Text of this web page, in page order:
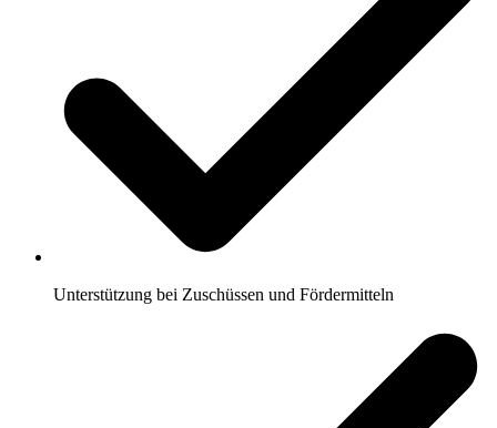
Unterstützung bei Zuschüssen und Fördermitteln